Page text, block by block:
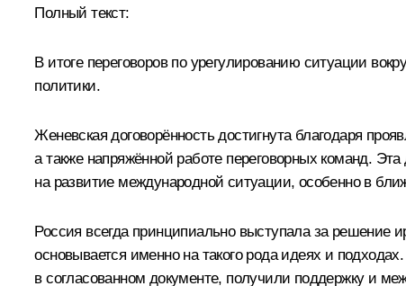
Полный текст:
В итоге переговоров по урегулированию ситуации
политики.
Женевская договорённость достигнута благодаря
а также напряжённой работе переговорных команд.
на развитие международной ситуации, особенно в
Россия всегда принципиально выступала за решение
основывается именно на такого рода идеях и
в согласованном документе, получили поддержку и